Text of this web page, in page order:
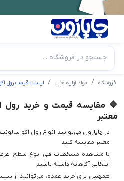
جستجو در فروشگاه ...
فروشگاه مواد اولیه چاپ لیست قیمت رول
🔶 مقایسه قیمت و خرید رول
معتبر
در چاپازون می‌توانید انواع رول اکو
معتبر مقایسه کنید
با مشاهده مشخصات فنی، نوع سطح، عرض
انتخابی آگاهانه داشته باشید
همچنین برای خرید عمده، می‌توانید از